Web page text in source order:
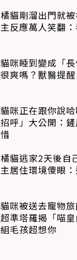
橘貓剛溜出門就
主反應萬人笑翻
貓咪睡到變成「
很爽嗎？獸醫提
貓咪正在跟你說
招呼」大公開：
惜
橘貓逃家2天後自
主居住環境傻眼
貓咪被送去寵物
超準塔羅揭「喵
組毛孩超想你